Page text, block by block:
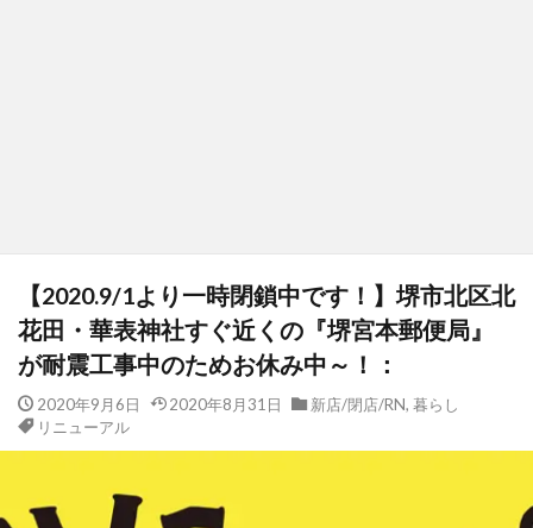
【2020.9/1より一時閉鎖中です！】堺市北区北
花田・華表神社すぐ近くの『堺宮本郵便局』
が耐震工事中のためお休み中～！：
2020年9月6日 2020年8月31日 新店/閉店/RN, 暮らし
リニューアル